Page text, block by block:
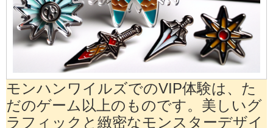
モンハンワイルズでのVIP体験は、た
だのゲーム以上のものです。美しいグ
ラフィックと緻密なモンスターデザイ